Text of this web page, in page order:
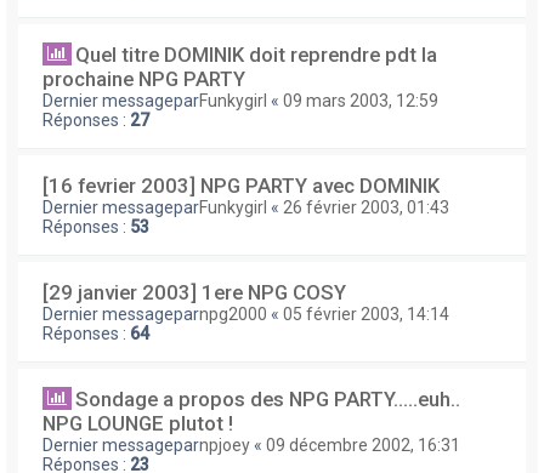
Quel titre DOMINIK doit reprendre pdt la
prochaine NPG PARTY
Dernier messageparFunkygirl « 09 mars 2003, 12:59
Réponses : 27
[16 fevrier 2003] NPG PARTY avec DOMINIK
Dernier messageparFunkygirl « 26 février 2003, 01:43
Réponses : 53
[29 janvier 2003] 1ere NPG COSY
Dernier messageparnpg2000 « 05 février 2003, 14:14
Réponses : 64
Sondage a propos des NPG PARTY.....euh..
NPG LOUNGE plutot !
Dernier messageparnpjoey « 09 décembre 2002, 16:31
Réponses : 23